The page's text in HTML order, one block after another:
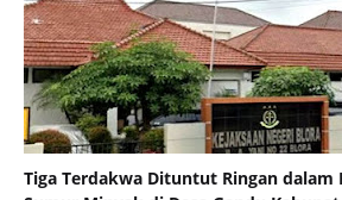
Tiga Terdakwa Dituntut Ringan dalam